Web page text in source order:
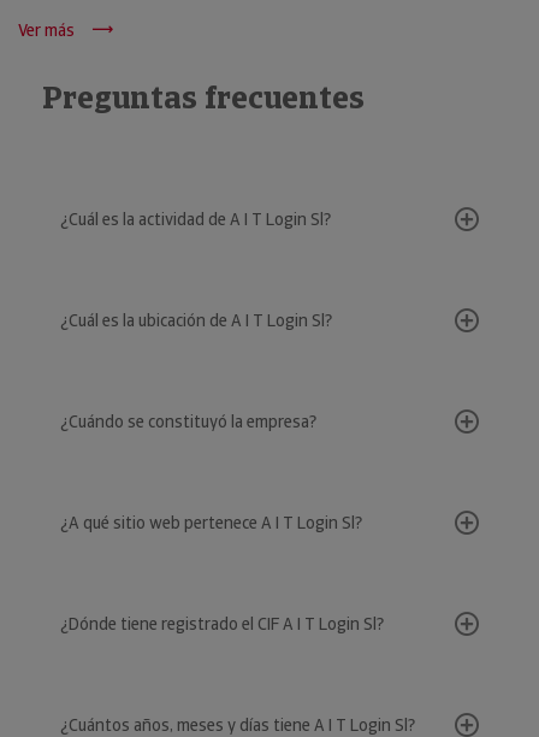
Ver más
Preguntas frecuentes
¿Cuál es la actividad de A I T Login Sl?
¿Cuál es la ubicación de A I T Login Sl?
¿Cuándo se constituyó la empresa?
¿A qué sitio web pertenece A I T Login Sl?
¿Dónde tiene registrado el CIF A I T Login Sl?
¿Cuántos años, meses y días tiene A I T Login Sl?